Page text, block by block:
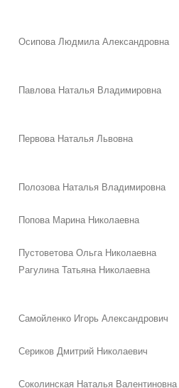
Осипова Людмила Александровна
Павлова Наталья Владимировна
Первова Наталья Львовна
Полозова Наталья Владимировна
Попова Марина Николаевна
Пустоветова Ольга Николаевна
Рагулина Татьяна Николаевна
Самойленко Игорь Александрович
Сериков Дмитрий Николаевич
Соколинская Наталья Валентиновна